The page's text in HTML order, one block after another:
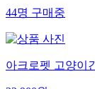
44명구매중
아크로펫 고양이